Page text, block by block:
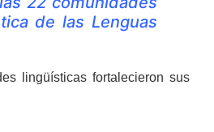
de las Lenguas
lingüísticas fortalecieron sus